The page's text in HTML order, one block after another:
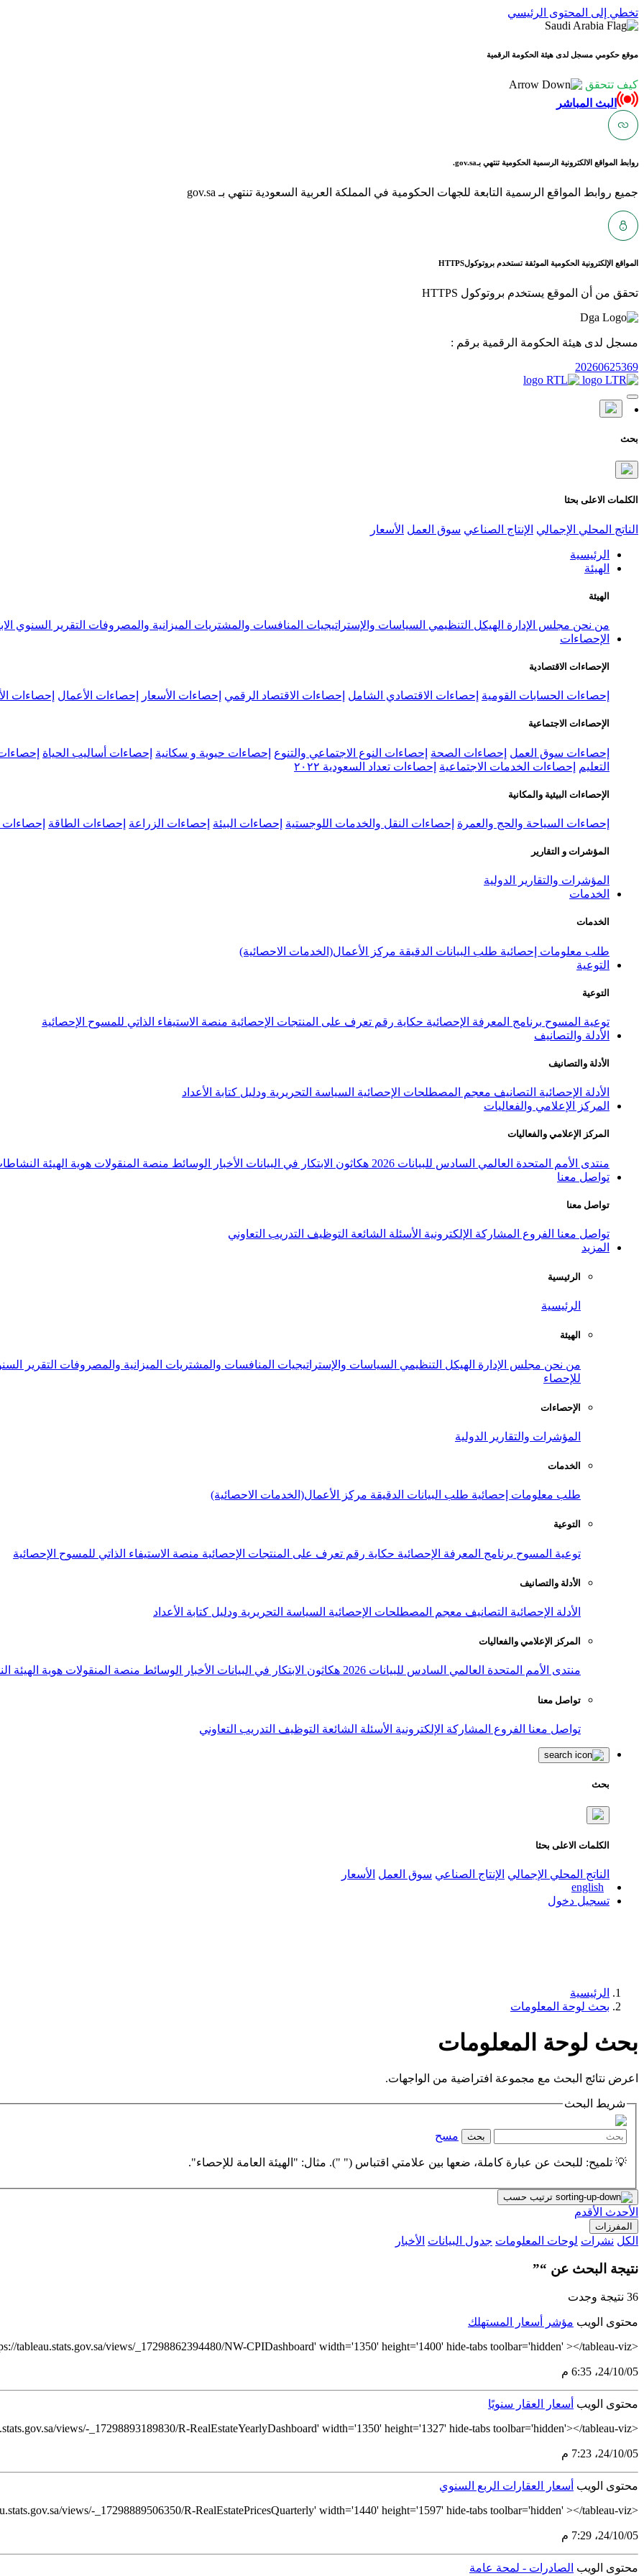
تخطي إلى المحتوى الرئيسي
موقع حكومي مسجل لدى هيئة الحكومة الرقمية
كيف تتحقق
البث المباشر
روابط المواقع الالكترونية الرسمية الحكومية تنتهي بـgov.sa.
جميع روابط المواقع الرسمية التابعة للجهات الحكومية في المملكة العربية السعودية تنتهي بـ gov.sa
المواقع الإلكترونية الحكومية الموثقة تستخدم بروتوكولHTTPS
تحقق من أن الموقع يستخدم بروتوكول HTTPS
مسجل لدى هيئة الحكومة الرقمية برقم :
20260625369
بحث
الكلمات الاعلى بحثا
الناتج المحلي الإجمالي الإنتاج الصناعي سوق العمل الأسعار
الرئيسية
الهيئة
الهيئة
من نحن مجلس الإدارة الهيكل التنظيمي السياسات والإستراتيجيات المنافسات والمشتريات الميزانية والمصروفات التقرير السنوي
الإحصاءات
الإحصاءات الاقتصادية
إحصاءات الحسابات القومية إحصاءات الاقتصادي الشامل إحصاءات الاقتصاد الرقمي إحصاءات الأسعار إحصاءات الأعمال إحصاءات
الإحصاءات الاجتماعية
إحصاءات سوق العمل إحصاءات الصحة إحصاءات النوع الاجتماعي والتنوع إحصاءات حيوية و سكانية إحصاءات أساليب الحياة
التعليم
إحصاءات الخدمات الاجتماعية إحصاءات تعداد السعودية ٢٠٢٢
الإحصاءات البيئية والمكانية
إحصاءات السياحة والحج والعمرة إحصاءات النقل والخدمات اللوجستية إحصاءات البيئة إحصاءات الزراعة إحصاءات الطاقة إحصاءات
المؤشرات و التقارير
المؤشرات والتقارير الدولية
الخدمات
الخدمات
طلب معلومات إحصائية طلب البيانات الدقيقة مركز الأعمال(الخدمات الاحصائية)
التوعية
التوعية
توعية المسوح برنامج المعرفة الإحصائية حكاية رقم تعرف على المنتجات الإحصائية منصة الاستيفاء الذاتي للمسوح الإحصائية
الأدلة والتصانيف
الأدلة والتصانيف
الأدلة الإحصائية التصانيف معجم المصطلحات الإحصائية السياسة التحريرية ودليل كتابة الأعداد
المركز الإعلامي والفعاليات
المركز الإعلامي والفعاليات
منتدى الأمم المتحدة العالمي السادس للبيانات 2026 هكاثون الابتكار في البيانات الأخبار الوسائط منصة المنقولات هوية الهيئة
تواصل معنا
تواصل معنا
تواصل معنا الفروع المشاركة الإلكترونية الأسئلة الشائعة التوظيف التدريب التعاوني
المزيد
الرئيسية
الرئيسية
الهيئة
من نحن مجلس الإدارة الهيكل التنظيمي السياسات والإستراتيجيات المنافسات والمشتريات الميزانية والمصروفات التقرير
للإحصاء
الإحصاءات
المؤشرات والتقارير الدولية
الخدمات
طلب معلومات إحصائية طلب البيانات الدقيقة مركز الأعمال(الخدمات الاحصائية)
التوعية
توعية المسوح برنامج المعرفة الإحصائية حكاية رقم تعرف على المنتجات الإحصائية منصة الاستيفاء الذاتي للمسوح الإحصائية
الأدلة والتصانيف
الأدلة الإحصائية التصانيف معجم المصطلحات الإحصائية السياسة التحريرية ودليل كتابة الأعداد
المركز الإعلامي والفعاليات
منتدى الأمم المتحدة العالمي السادس للبيانات 2026 هكاثون الابتكار في البيانات الأخبار الوسائط منصة المنقولات هوية الهيئة
تواصل معنا
تواصل معنا الفروع المشاركة الإلكترونية الأسئلة الشائعة التوظيف التدريب التعاوني
بحث
الكلمات الاعلى بحثا
الناتج المحلي الإجمالي الإنتاج الصناعي سوق العمل الأسعار
english
تسجيل دخول
الرئيسية
بحث لوحة المعلومات
بحث لوحة المعلومات
اعرض نتائج البحث مع مجموعة افتراضية من الواجهات.
شريط البحث
بحث مسح
💡 تلميح: للبحث عن عبارة كاملة، ضعها بين علامتي اقتباس (" "). مثال: "الهيئة العامة للإحصاء".
ترتيب حسب
الأحدث الأقدم
المفرزات
الكل نشرات لوحات المعلومات جدول البيانات الأخبار
نتيجة البحث عن “”
36 نتيجة وجدت
محتوى الويب مؤشر أسعار المستهلك
<tableau-viz id='tableau-viz' src='https://tableau.stats.gov.sa/views/_17298862394480/NW-CPIDashboard' width='1350' height='1400' hide-tabs toolbar='hidden' ></tableau-viz>
05‏/10‏/24، 6:35 م
محتوى الويب أسعار العقار سنويًا
<tableau-viz id='tableau-viz' src='https://tableau.stats.gov.sa/views/-_17298893189830/R-RealEstateYearlyDashboard' width='1350' height='1327' hide-tabs toolbar='hidden'></tableau-viz>
05‏/10‏/24، 7:23 م
محتوى الويب أسعار العقارات الربع السنوي
<tableau-viz id='tableau-viz' src='https://tableau.stats.gov.sa/views/-_17298889506350/R-RealEstatePricesQuarterly' width='1440' height='1597' hide-tabs toolbar='hidden' ></tableau-viz>
05‏/10‏/24، 7:29 م
محتوى الويب الصادرات - لمحة عامة